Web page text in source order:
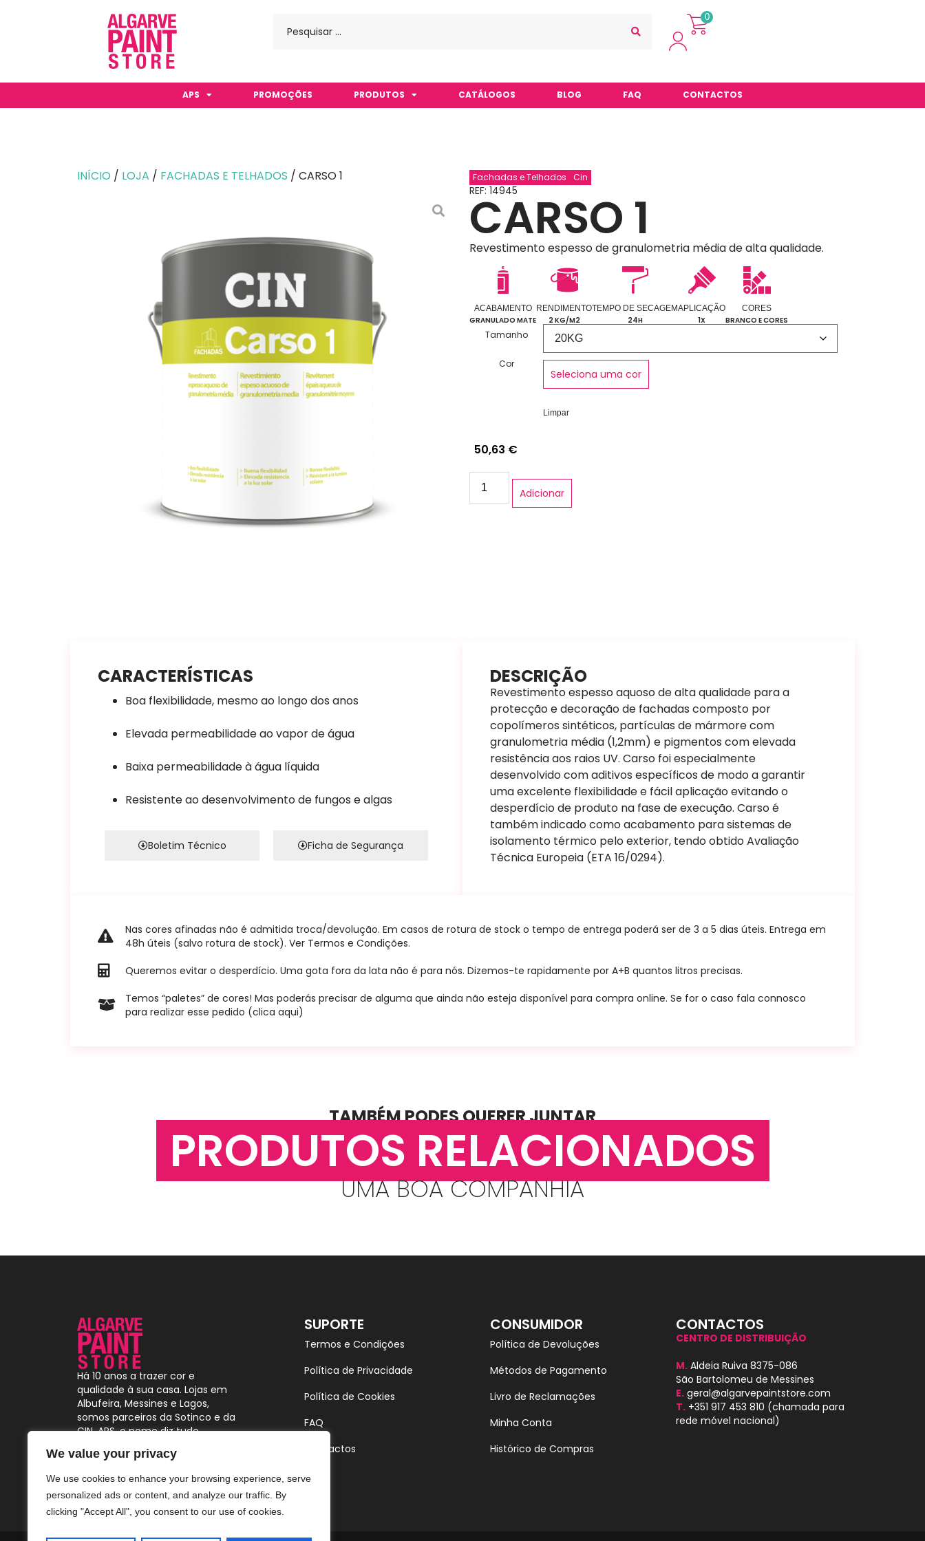
We value your privacy
We use cookies to enhance your browsing experience, serve
personalized ads or content, and analyze our traffic. By
clicking "Accept All", you consent to our use of cookies.
0
APS PROMOÇÕES PRODUTOS CATÁLOGOS BLOG FAQ CONTACTOS
INÍCIO / LOJA / FACHADAS E TELHADOS / CARSO 1 Fachadas e Telhados Cin
REF: 14945
CARSO 1
Revestimento espesso de granulometria média de alta qualidade.
ACABAMENTO
GRANULADO MATE
RENDIMENTO
2 KG/M2
TEMPO DE SECAGEM
24H
APLICAÇÃO
1X
CORES
BRANCO E CORES
Tamanho
Cor
Seleciona uma cor
Limpar
50,63 €
Adicionar
CARACTERÍSTICAS
Boa flexibilidade, mesmo ao longo dos anos
Elevada permeabilidade ao vapor de água
Baixa permeabilidade à água líquida
Resistente ao desenvolvimento de fungos e algas
Boletim Técnico Ficha de Segurança
DESCRIÇÃO
Revestimento espesso aquoso de alta qualidade para a
protecção e decoração de fachadas composto por
copolímeros sintéticos, partículas de mármore com
granulometria média (1,2mm) e pigmentos com elevada
resistência aos raios UV. Carso foi especialmente
desenvolvido com aditivos específicos de modo a garantir
uma excelente flexibilidade e fácil aplicação evitando o
desperdício de produto na fase de execução. Carso é
também indicado como acabamento para sistemas de
isolamento térmico pelo exterior, tendo obtido Avaliação
Técnica Europeia (ETA 16/0294).
Nas cores afinadas não é admitida troca/devolução. Em casos de rotura de stock o tempo de entrega poderá ser de 3 a 5 dias úteis. Entrega em
48h úteis (salvo rotura de stock). Ver Termos e Condições.
Queremos evitar o desperdício. Uma gota fora da lata não é para nós. Dizemos-te rapidamente por A+B quantos litros precisas.
Temos “paletes” de cores! Mas poderás precisar de alguma que ainda não esteja disponível para compra online. Se for o caso fala connosco
para realizar esse pedido (clica aqui)
TAMBÉM PODES QUERER JUNTAR
PRODUTOS RELACIONADOS
UMA BOA COMPANHIA
Há 10 anos a trazer cor e
qualidade à sua casa. Lojas em
Albufeira, Messines e Lagos,
somos parceiros da Sotinco e da
CIN. APS, o nome diz tudo.
SUPORTE
Termos e Condições
Política de Privacidade
Política de Cookies
FAQ
Contactos
CONSUMIDOR
Política de Devoluções
Métodos de Pagamento
Livro de Reclamações
Minha Conta
Histórico de Compras
CONTACTOS
CENTRO DE DISTRIBUIÇÃO
M. Aldeia Ruiva 8375-086
São Bartolomeu de Messines
E. geral@algarvepaintstore.com
T. +351 917 453 810 (chamada para
rede móvel nacional)